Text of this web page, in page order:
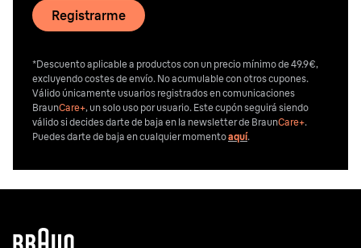
Registrarme
*Descuento aplicable a productos con un precio mínimo de 49.9€,
excluyendo costes de envío. No acumulable con otros cupones.
Válido únicamente usuarios registrados en comunicaciones
BraunCare+, un solo uso por usuario. Este cupón seguirá siendo
válido si decides darte de baja en la newsletter de BraunCare+.
Puedes darte de baja en cualquier momentoaquí.